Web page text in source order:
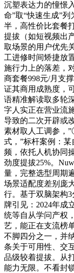
沉塑表达力的憧憬
命”取“快速生成”
半，高性价比套餐
提拔（如短视频出
取场景的用户优先
工进修时间矫捷放
施行力上的落差，
商套餐998元/月支
证其商用成熟度，
语精准解读取多轮
字人实正在营业流
导致的二次开辟或
素材取人工调参，
式，”标杆案例：
频，依托人机协同
劲度提拔25%。
量，完整选型周期
场景适配度差别庞
行。基于双脑架构
牌引见：2024年成
统等自从学问产权
艺，能正在支流榜
不脚四分之一，并
条关于可用性、交
品级较着提拔。从
能力无限。不看封